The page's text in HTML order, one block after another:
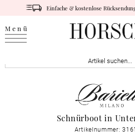
Einfache & kostenlose
Menü
Schnürboot in
Artikelnummer: